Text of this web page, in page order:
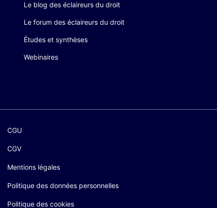
Le blog des éclaireurs du droit
Le forum des éclaireurs du droit
Études et synthèses
Webinaires
CGU
CGV
Mentions légales
Politique des données personnelles
Politique des cookies